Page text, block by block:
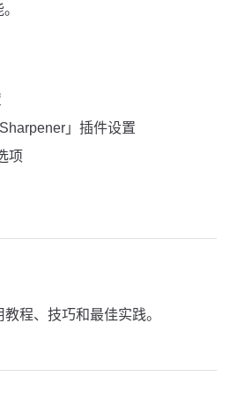
」插件设置
项
程、技巧和最佳实践。